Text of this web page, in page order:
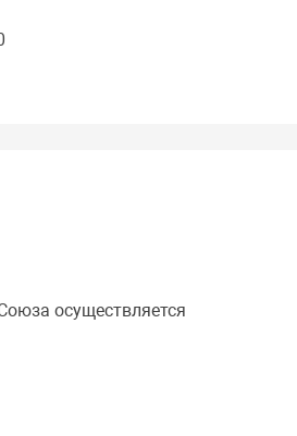
осуществляется